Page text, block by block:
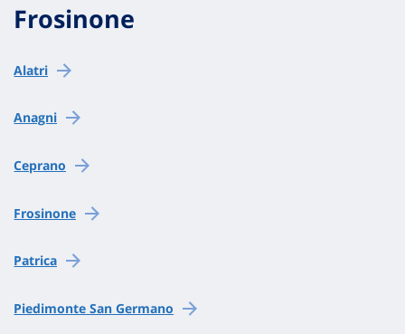
Frosinone
Alatri
Anagni
Ceprano
Frosinone
Patrica
Piedimonte San Germano